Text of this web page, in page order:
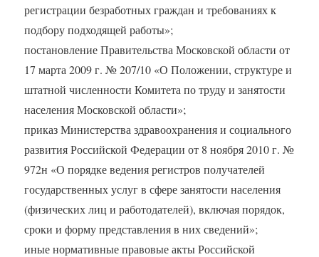
регистрации безработных граждан и требованиях к
подбору подходящей работы»;
постановление Правительства Московской области от
17 марта 2009 г. № 207/10 «О Положении, структуре и
штатной численности Комитета по труду и занятости
населения Московской области»;
приказ Министерства здравоохранения и социального
развития Российской Федерации от 8 ноября 2010 г. №
972н «О порядке ведения регистров получателей
государственных услуг в сфере занятости населения
(физических лиц и работодателей), включая порядок,
сроки и форму представления в них сведений»;
иные нормативные правовые акты Российской